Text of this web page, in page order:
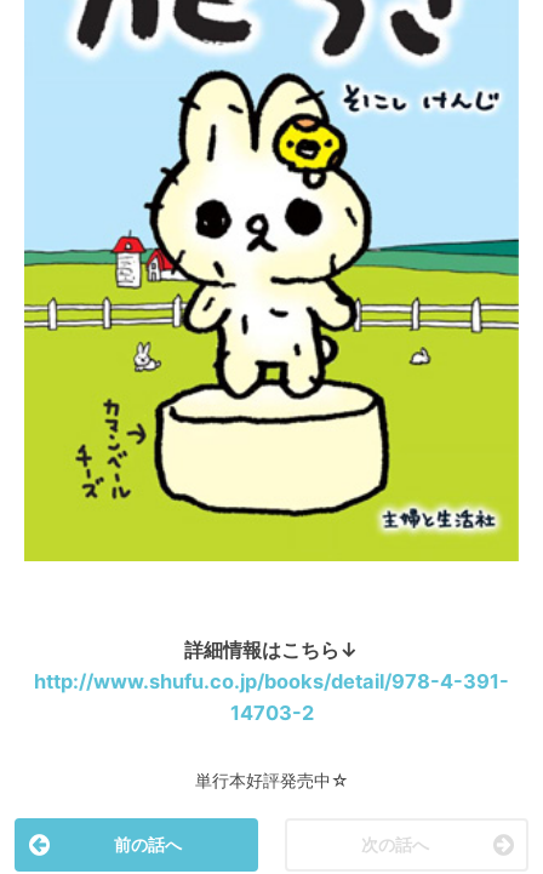
詳細情報はこちら↓
http://www.shufu.co.jp/books/detail/978-4-391-
14703-2
単行本好評発売中☆
前の話へ 次の話へ